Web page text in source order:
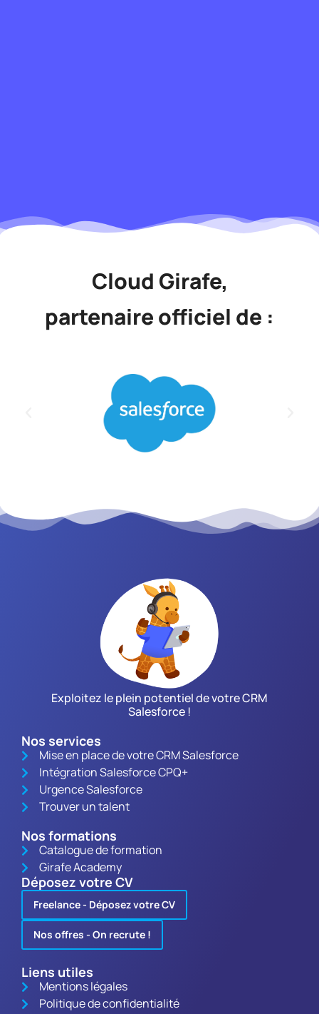
Cloud Girafe,
partenaire officiel de :
Exploitez le plein potentiel de votre CRM
Salesforce !
Nos services
Mise en place de votre CRM Salesforce
Intégration Salesforce CPQ+
Urgence Salesforce
Trouver un talent
Nos formations
Catalogue de formation
Girafe Academy
Déposez votre CV
Freelance - Déposez votre CV
Nos offres - On recrute !
Liens utiles
Mentions légales
Politique de confidentialité